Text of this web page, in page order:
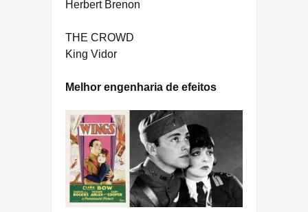
Herbert Brenon
THE CROWD
King Vidor
Melhor engenharia de efeitos